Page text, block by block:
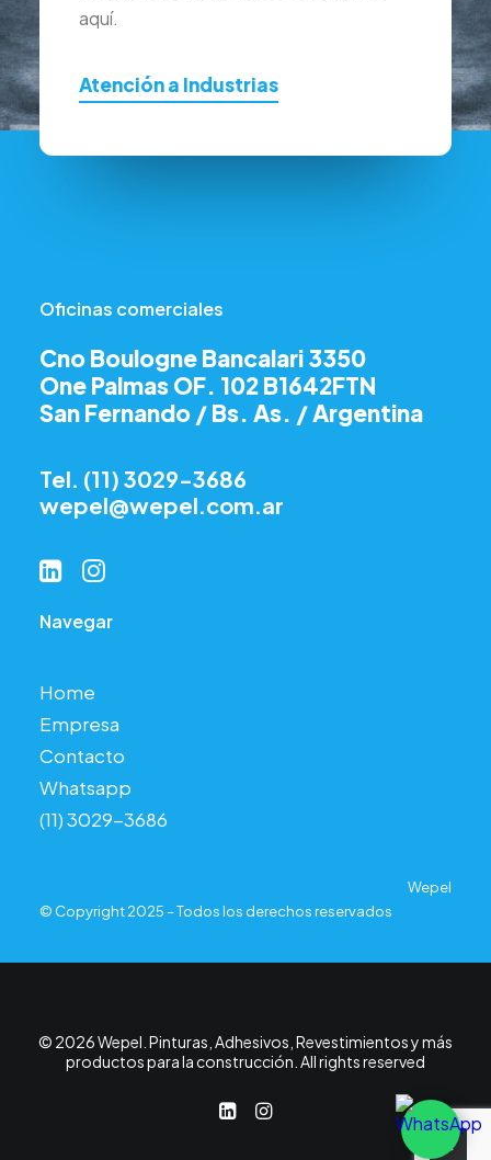
aquí.
Atención a Industrias
Oficinas comerciales
Cno Boulogne Bancalari 3350
One Palmas OF. 102 B1642FTN
San Fernando / Bs. As. / Argentina
Tel. (11) 3029-3686
wepel@wepel.com.ar
Navegar
Home
Empresa
Contacto
Whatsapp
(11) 3029-3686
© Copyright 2025 – Todos los derechos reservados
Wepel
© 2026 Wepel. Pinturas, Adhesivos, Revestimientos y más
productos para la construcción. All rights reserved